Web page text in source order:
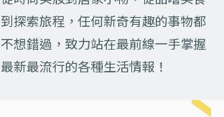
到探索旅程，任何新奇有趣的事物都
不想錯過，致力站在最前線一手掌握
最新最流行的各種生活情報！